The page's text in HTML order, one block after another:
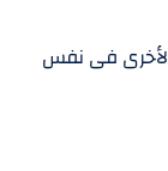
فى نفس